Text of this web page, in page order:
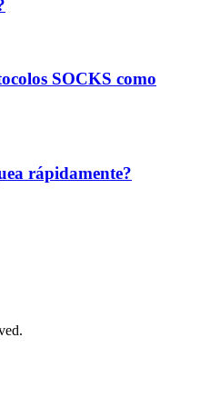
SOCKS como
rápidamente?